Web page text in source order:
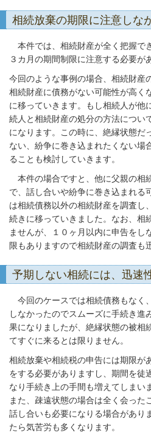
相続放棄の期限に注意しな
本件では、相続財産が全く把握で
３カ月の期間制限に注意する必要が
今回のような事例の場合、相続財産
相続財産に債務がない可能性が高く
に移っていきます。もし相続人が他
続人と相続財産の処分の方法につい
になります。この時に、絶縁状態だ
ない、紛争に巻き込まれたくない場
ることも検討していきます。
本件の場合ですと、他に父親の相
で、話し合いや紛争に巻き込まれる
は相続債務以外の相続財産を調査し
続きに移っていきました。なお、相
ませんが、１０ヶ月以内に申告をし
限もありますので相続財産の調査も
予期しない相続には、迅速
今回のケースでは相続債務もなく
しなかったのでスムーズに手続き進
果になりましたが、絶縁状態の被相
てすぐに来るとは限りません。
相続放棄や相続税の申告には期限が
をする必要がありますし、期間を徒
なり手続き上の手間も増えてしまい
また、疎遠状態の場合は全く会った
話し合いも必要になりる場合があり
たら気苦労も多くなります。